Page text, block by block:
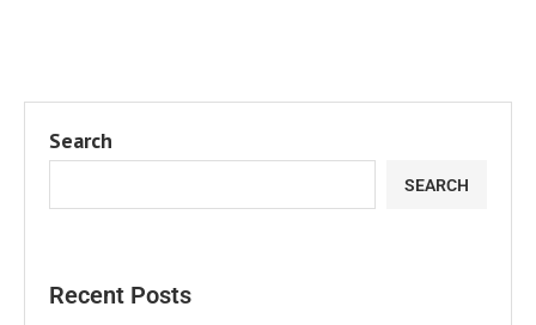
Search
SEARCH
Recent Posts